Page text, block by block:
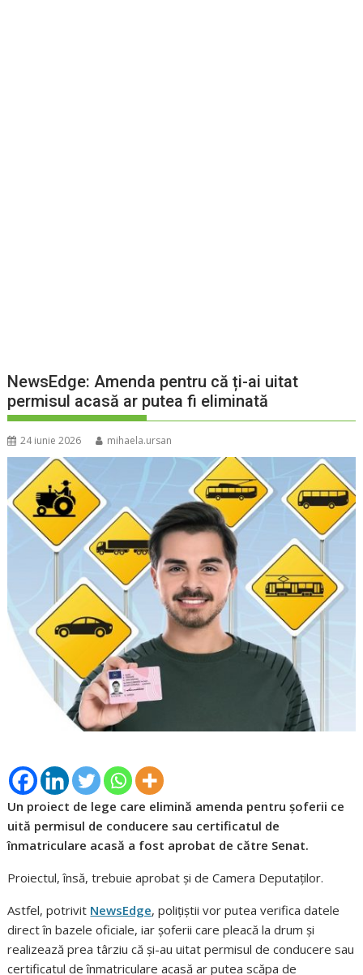
NewsEdge: Amenda pentru că ți-ai uitat
permisul acasă ar putea fi eliminată
24 iunie 2026 mihaela.ursan
Un proiect de lege care elimină amenda pentru șoferii ce
uită permisul de conducere sau certificatul de
înmatriculare acasă a fost aprobat de către Senat.
Proiectul, însă, trebuie aprobat și de Camera Deputaților.
Astfel, potrivit NewsEdge, polițiștii vor putea verifica datele
direct în bazele oficiale, iar șoferii care pleacă la drum și
realizează prea târziu că și-au uitat permisul de conducere sau
certificatul de înmatriculare acasă ar putea scăpa de